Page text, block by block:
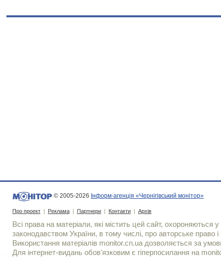
© 2005-2026 Інформ-агенція «Чернігівський монітор»
Про проект | Реклама | Партнери | Контакти | Архів
Всі права на матеріали, які містить цей сайт, охороняються у
законодавством України, в тому числі, про авторське право і
Використання матерiалiв monitor.cn.ua дозволяється за
Для iнтернет-видань обов'язковим є гiперпосилання на